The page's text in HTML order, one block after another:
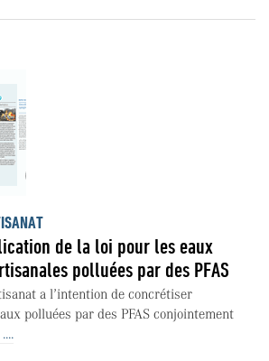
de la loi pour les eaux
polluées par des PFAS
a l’intention de concrétiser
polluées par des PFAS conjointement